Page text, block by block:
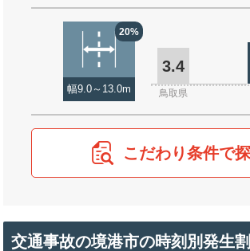
20%
幅9.0～13.0m
3.4
鳥取県
こだわり条件で
交通事故の境港市の時刻別発生